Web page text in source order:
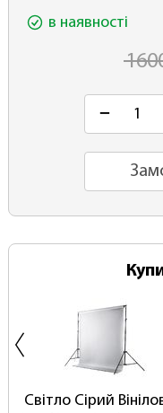
в наявності
−
Світло Сірий